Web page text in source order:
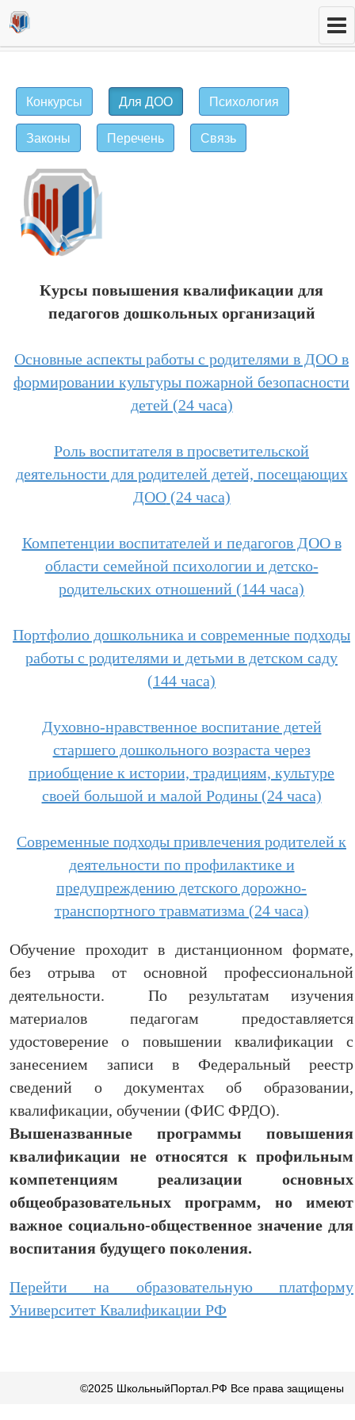
Конкурсы Для ДОО
Психология
Законы
Перечень Связь
Курсы повышения квалификации для
педагогов дошкольных организаций
Основные аспекты работы с родителями в ДОО в
формировании культуры пожарной безопасности
детей (24 часа)
Роль воспитателя в просветительской
деятельности для родителей детей, посещающих
ДОО (24 часа)
Компетенции воспитателей и педагогов ДОО в
области семейной психологии и детско-
родительских отношений (144 часа)
Портфолио дошкольника и современные подходы
работы с родителями и детьми в детском саду
(144 часа)
Духовно-нравственное воспитание детей
старшего дошкольного возраста через
приобщение к истории, традициям, культуре
своей большой и малой Родины (24 часа)
Современные подходы привлечения родителей к
деятельности по профилактике и
предупреждению детского дорожно-
транспортного травматизма (24 часа)
Обучение проходит в дистанционном формате,
без отрыва от основной профессиональной
деятельности. По результатам изучения
материалов педагогам предоставляется
удостоверение о повышении квалификации с
занесением записи в Федеральный реестр
сведений о документах об образовании,
квалификации, обучении (ФИС ФРДО).
Вышеназванные программы повышения
квалификации не относятся к профильным
компетенциям реализации основных
общеобразовательных программ, но имеют
важное социально-общественное значение для
воспитания будущего поколения.
Перейти на образовательную платформу
Университет Квалификации РФ
©2025 ШкольныйПортал.РФ Все права защищены